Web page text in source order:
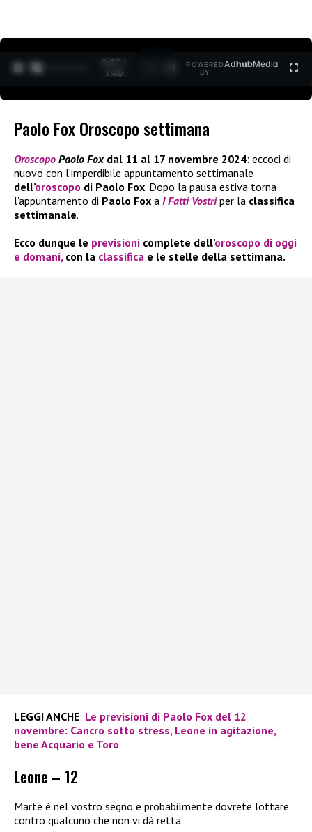
0:27 /
1:40
POWERED
BY
AdhubMedia
Paolo Fox Oroscopo settimana
Oroscopo Paolo Fox dal 11 al 17 novembre 2024: eccoci di
nuovo con l’imperdibile appuntamento settimanale
dell’oroscopo di Paolo Fox. Dopo la pausa estiva torna
l’appuntamento di Paolo Fox a I Fatti Vostriper la classifica
settimanale.
Ecco dunque le previsioni complete dell’oroscopo di oggi
e domani,con la classifica e le stelle della settimana.
LEGGI ANCHE: Le previsioni di Paolo Fox del 12
novembre: Cancro sotto stress, Leone in agitazione,
bene Acquario e Toro
Leone – 12
Marte è nel vostro segno e probabilmente dovrete lottare
contro qualcuno che non vi dà retta.